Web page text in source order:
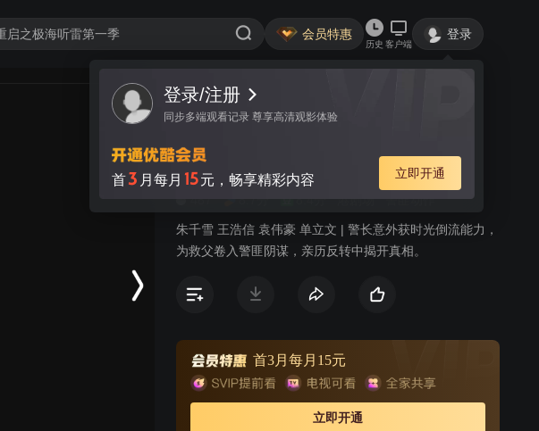
会员特惠
历史 客户端
登录
登录/注册
同步多端观看记录 尊享高清观影体验
首3 月每月 15元，畅享精彩内容 立即开通
视频 讨论
EU超时任务
8.4分 港剧场 警匪动作
朱千雪 王浩信 袁伟豪 单立文 | 警长意外获时光倒流能力，
为救父卷入警匪阴谋，亲历反转中揭开真相。
首3月每月15元
立即开通